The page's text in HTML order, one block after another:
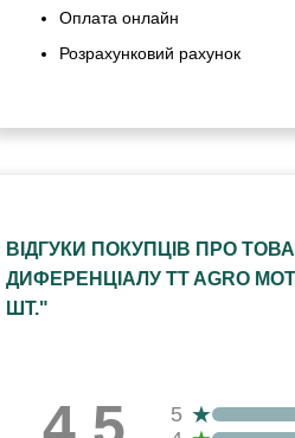
Оплата онлайн
Розрахунковий рахунок
ВІДГУКИ ПОКУПЦІВ ПРО
ДИФЕРЕНЦІАЛУ TT AGRO
ШТ."
5 ★